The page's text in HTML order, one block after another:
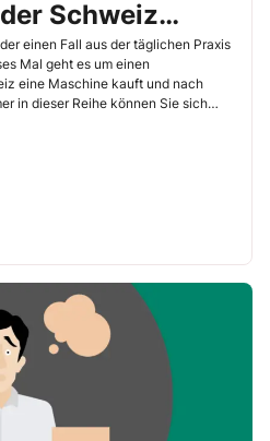
Schweiz
einen Fall aus der täglichen Praxis
Mal geht es um einen
eine Maschine kauft und nach
in dieser Reihe können Sie sich